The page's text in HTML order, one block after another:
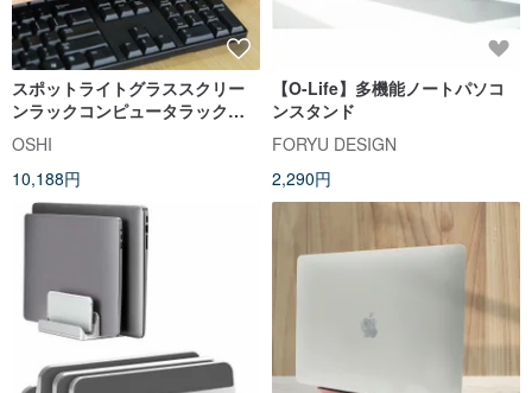
スポットライトグラススクリー
ンラックコンピュータラックラ
ップトップラックキーボード収
納結婚式の装飾
OSHI
10,188円
【O-Life】多機能ノートパソコ
ンスタンド
FORYU DESIGN
2,290円